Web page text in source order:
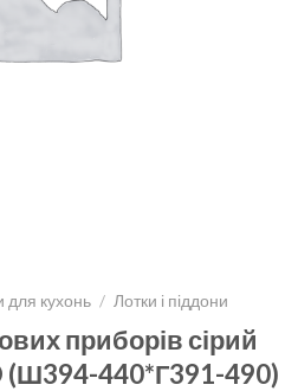
для кухонь / Лотки і піддони
приборів сірий
(Ш394-440*Г391-490)